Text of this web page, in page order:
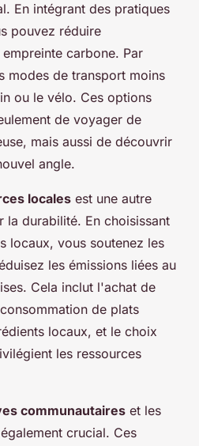
En intégrant des pratiques
pouvez réduire
carbone. Par
modes de transport moins
ou le vélo. Ces options
de voyager de
mais aussi de découvrir
angle.
locales est une autre
la durabilité. En choisissant
locaux, vous soutenez les
les émissions liées au
Cela inclut l'achat de
de plats
locaux, et le choix
les ressources
communautaires et les
crucial. Ces